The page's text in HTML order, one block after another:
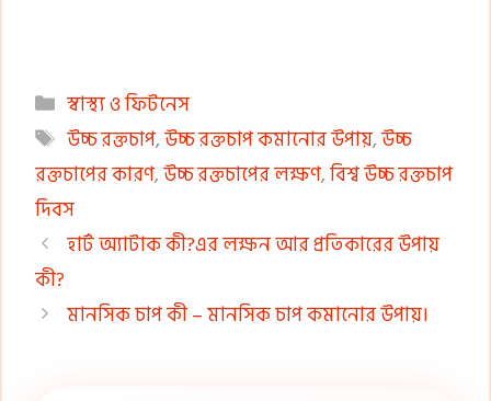
Categories
স্বাস্থ্য ও ফিটনেস
Tags
উচ্চ রক্তচাপ,উচ্চ রক্তচাপ কমানোর উপায়,উচ্চ
রক্তচাপের কারণ,উচ্চ রক্তচাপের লক্ষণ,বিশ্ব উচ্চ রক্তচাপ
দিবস
হার্ট অ্যাটাক কী?এর লক্ষন আর প্রতিকারের উপায়
কী?
মানসিক চাপ কী – মানসিক চাপ কমানোর উপায়।